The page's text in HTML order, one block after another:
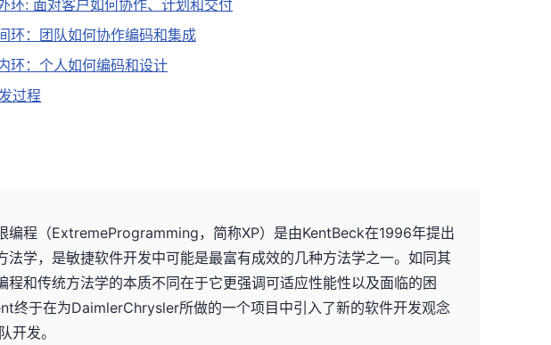
环: 面对客户如何协作、计划和交付
环：团队如何协作编码和集成
环：个人如何编码和设计
过程
编程（ExtremeProgramming，简称XP）是由KentBeck在1996年提出
法学，是敏捷软件开发中可能是最富有成效的几种方法学之一。如同其
程和传统方法学的本质不同在于它更强调可适应性能性以及面临的困
终于在为DaimlerChrysler所做的一个项目中引入了新的软件开发观念
发。